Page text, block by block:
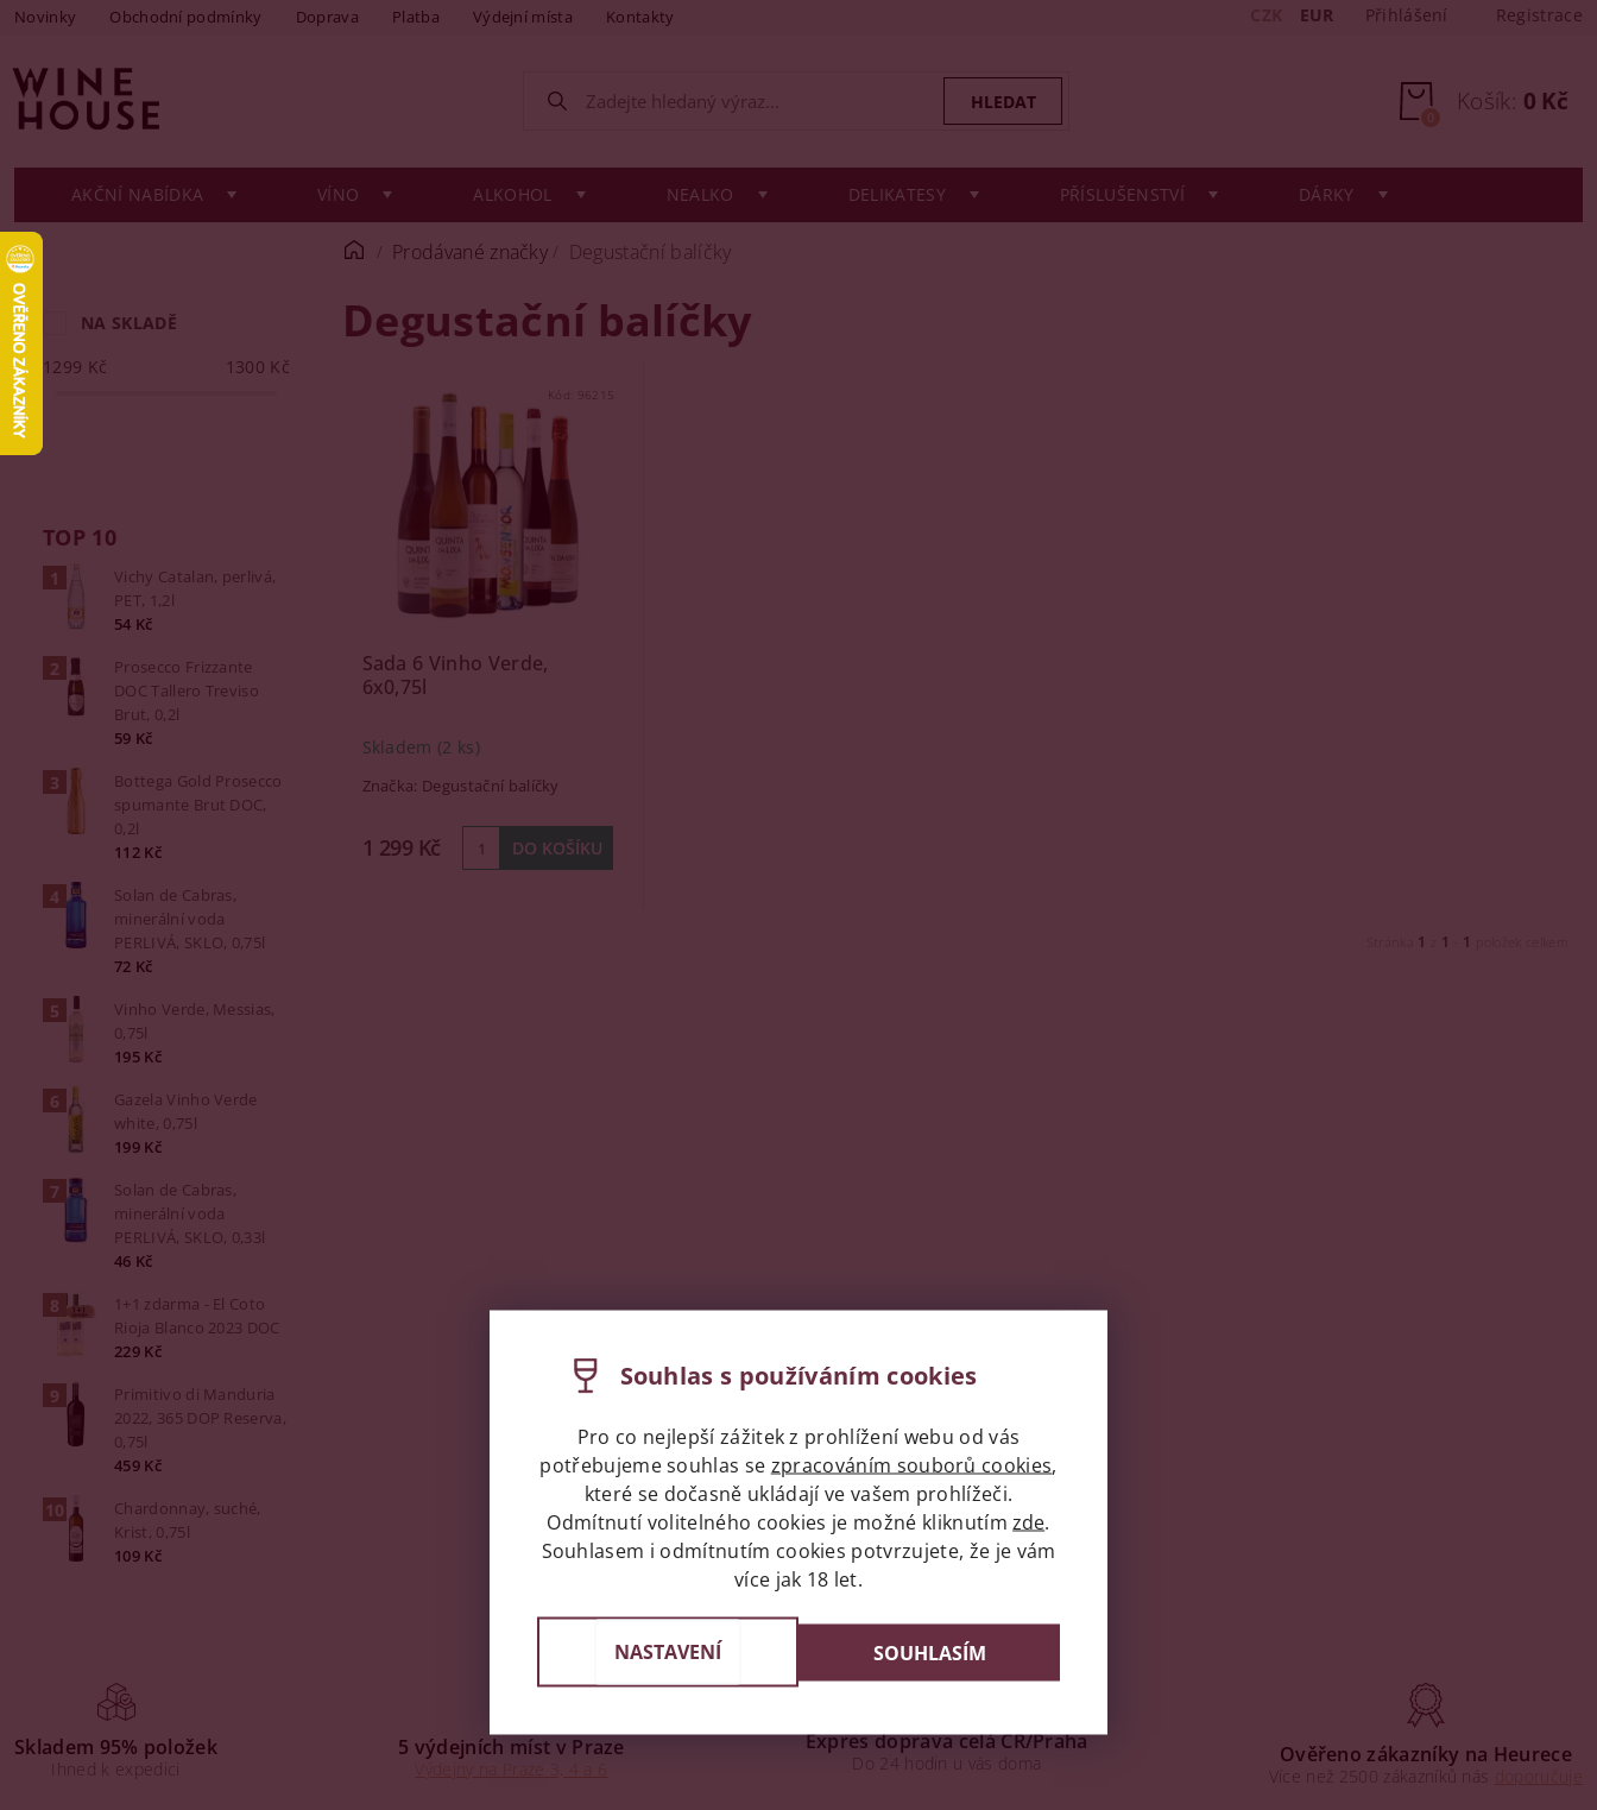
Novinky Obchodní podmínky Doprava Platba Výdejní místa Kontakty EUR Přihlášení Registrace
Košík: 0 Kč
0
AKČNÍ NABÍDKA VÍNO ALKOHOL NEALKO DELIKATESY PŘÍSLUŠENSTVÍ DÁRKY
NA SKLADĚ
1299 Kč 1300 Kč
TOP 10
Vichy Catalan, perlivá,
PET, 1,2l
54 Kč
Prosecco Frizzante
DOC Tallero Treviso
Brut, 0,2l
59 Kč
Bottega Gold Prosecco
spumante Brut DOC,
0,2l
112 Kč
Solan de Cabras,
minerální voda
PERLIVÁ, SKLO, 0,75l
72 Kč
Vinho Verde, Messias,
0,75l
195 Kč
Gazela Vinho Verde
white, 0,75l
199 Kč
Solan de Cabras,
minerální voda
PERLIVÁ, SKLO, 0,33l
46 Kč
1+1 zdarma - El Coto
Rioja Blanco 2023 DOC
229 Kč
Primitivo di Manduria
2022, 365 DOP Reserva,
0,75l
459 Kč
Chardonnay, suché,
Krist, 0,75l
109 Kč
Prodávané značky Degustační balíčky
Degustační balíčky
Kód: 96215
Sada 6 Vinho Verde,
6x0,75l
Skladem (2 ks)
Značka: Degustační balíčky
1 299 Kč
1 1 1
Skladem 95% položek
Ihned k expedici
5 výdejních míst v Praze
Výdejny na Praze 3, 4 a 6
Expres doprava celá ČR/Praha
Do 24 hodin u vás doma Ověřeno zákazníky na Heurece
Více než 2500 zákazníků nás
Souhlas s používáním cookies
Pro co nejlepší zážitek z prohlížení webu od vás
potřebujeme souhlas se zpracováním souborů cookies,
které se dočasně ukládají ve vašem prohlížeči.
Odmítnutí volitelného cookies je možné kliknutímzde.
Souhlasem i odmítnutím cookies potvrzujete, že je vám
více jak 18 let.
NASTAVENÍ SOUHLASÍM